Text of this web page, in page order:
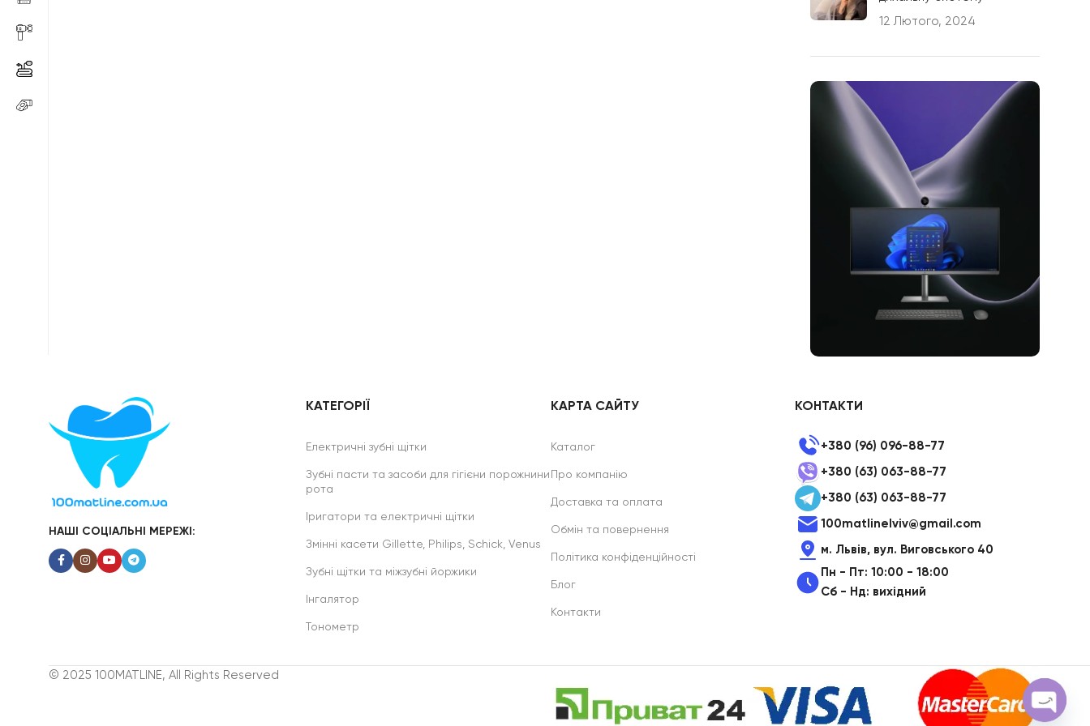
12 Лютого, 2024
HP Envy 34
To Shop
НАШІ СОЦІАЛЬНІ МЕРЕЖІ:
КАТЕГОРІЇ
Електричні зубні щітки
Зубні пасти та засоби для гігієни порожнини
рота
Іригатори та електричні щітки
Змінні касети Gillette, Philips, Schick, Venus
Зубні щітки та міжзубні йоржики
Інгалятор
Тонометр
КАРТА САЙТУ
Каталог
Про компанію
Доставка та оплата
Обмін та повернення
Політика конфіденційності
Блог
Контакти
КОНТАКТИ
+380 (96) 096-88-77
+380 (63) 063-88-77
+380 (63) 063-88-77
100matlinelviv@gmail.com
м. Львів, вул. Виговського 40
Пн - Пт: 10:00 - 18:00
Сб - Нд: вихідний
© 2025 100MATLINE, All Rights Reserved